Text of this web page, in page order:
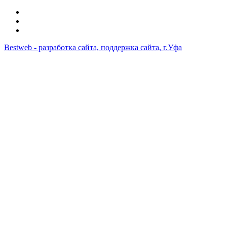
Bestweb - разработка сайта, поддержка сайта, г.Уфа